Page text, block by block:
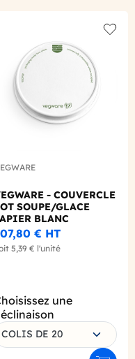
- COUVERCLE
SOUPE/GLACE
BLANC
6-10OZ
X50
€ HT
5,39 € l'unité
une
COLIS DE 20